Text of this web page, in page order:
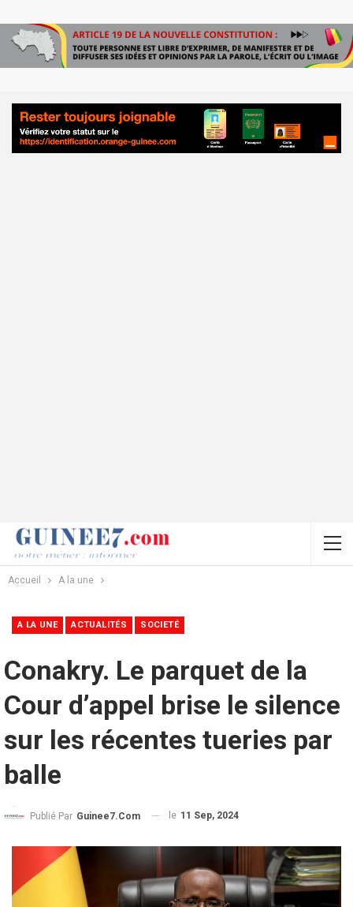
Accueil A la une
A LA UNE ACTUALITÉS SOCIETÉ
Conakry. Le parquet de la
Cour d’appel brise le silence
sur les récentes tueries par
balle
Publié Par Guinee7.com le 11 Sep, 2024